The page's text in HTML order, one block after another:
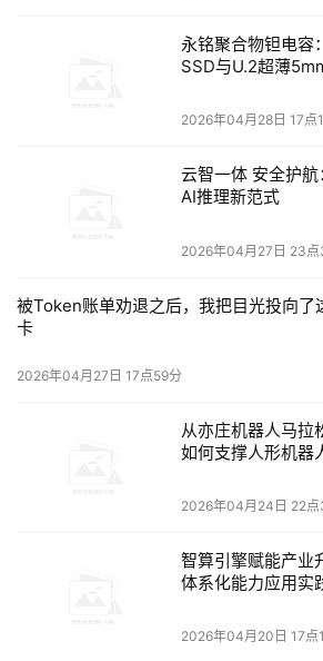
永铭聚合物钽电容
SSD与U.2超薄
2026年04月28日 17点
云智一体 安全护
AI推理新范式
2026年04月27日 23点
被Token账单劝退之后，我把目光投向了
卡
2026年04月27日 17点59分
从亦庄机器人马拉
如何支撑人形机器
2026年04月24日 22点
智算引擎赋能产业
体系化能力应用实
2026年04月20日 17点